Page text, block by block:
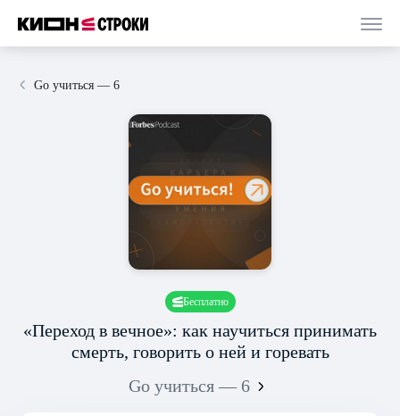
Go учиться — 6
Бесплатно
«Переход в вечное»: как научиться принимать
смерть, говорить о ней и горевать
Go учиться — 6